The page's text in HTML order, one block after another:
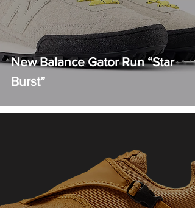
New Balance Gator Run “Star
Burst”